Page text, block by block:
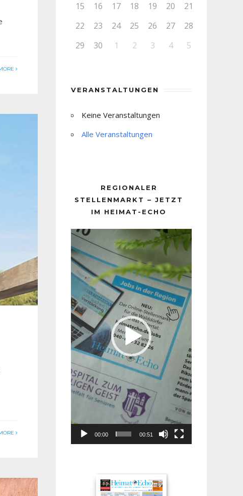
15
16 17 18 19 20
21
22
23 24 25 26 27
28
29
30 1 2 3 4 5
VERANSTALTUNGEN
Keine Veranstaltungen
Alle Veranstaltungen
REGIONALER
STELLENMARKT – JETZT
IM HEIMAT-ECHO
Player
00:00 00:51